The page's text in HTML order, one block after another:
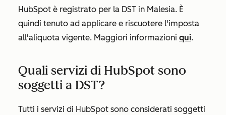
HubSpot è registrato per la DST in Malesia. È
quindi tenuto ad applicare e riscuotere l'imposta
all'aliquota vigente. Maggiori informazioni qui.
Quali servizi di HubSpot sono
soggetti a DST?
Tutti i servizi di HubSpot sono considerati soggetti